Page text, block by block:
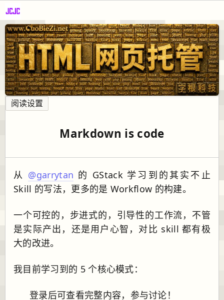
阅读设置
Markdown is code
从 @garrytan 的 GStack 学习到的其实不止
Skill 的写法，更多的是 Workflow 的构建。
一个可控的，步进式的，引导性的工作流，不管
是实际产出，还是用户心智，对比 skill 都有极
大的改进。
我目前学习到的 5 个核心模式：
登录后可查看完整内容，参与讨论！